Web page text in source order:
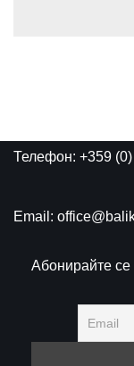
Телефон: +359
Email:
Абонирайте